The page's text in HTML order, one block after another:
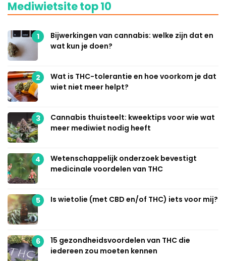
Mediwietsite top 10
1
Bijwerkingen van cannabis: welke zijn dat en
wat kun je doen?
2
Wat is THC-tolerantie en hoe voorkom je dat
wiet niet meer helpt?
3
Cannabis thuisteelt: kweektips voor wie wat
meer mediwiet nodig heeft
4
Wetenschappelijk onderzoek bevestigt
medicinale voordelen van THC
5 Is wietolie (met CBD en/of THC) iets voor mij?
6
15 gezondheidsvoordelen van THC die
iedereen zou moeten kennen